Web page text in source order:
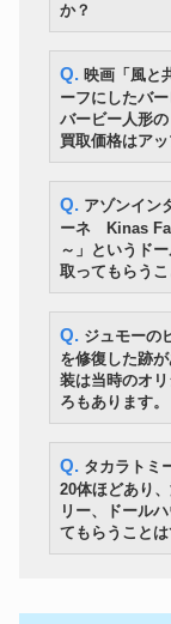
フィギュア
野球グッズ
おもちゃ
オーディオ
野球グッズ
オーディオ
か？
Q. 映画「風と共に去りぬ」のスカーレット・オハラをモチ
ーフにしたバ
バービー人形
買取価格はア
Q. アゾンインターナショナルの「アイリスコレクト ミレ
ーネ Kinas
～」というド
取ってもらう
Q. ジュモーのビスクドールを持っています。破損した部分
を修復した跡
装は当時のオ
ろもあります。
Q. タカラトミーのリカちゃん人形が好きで集めています。
20体ほどあり
リー、ドール
てもらうこと